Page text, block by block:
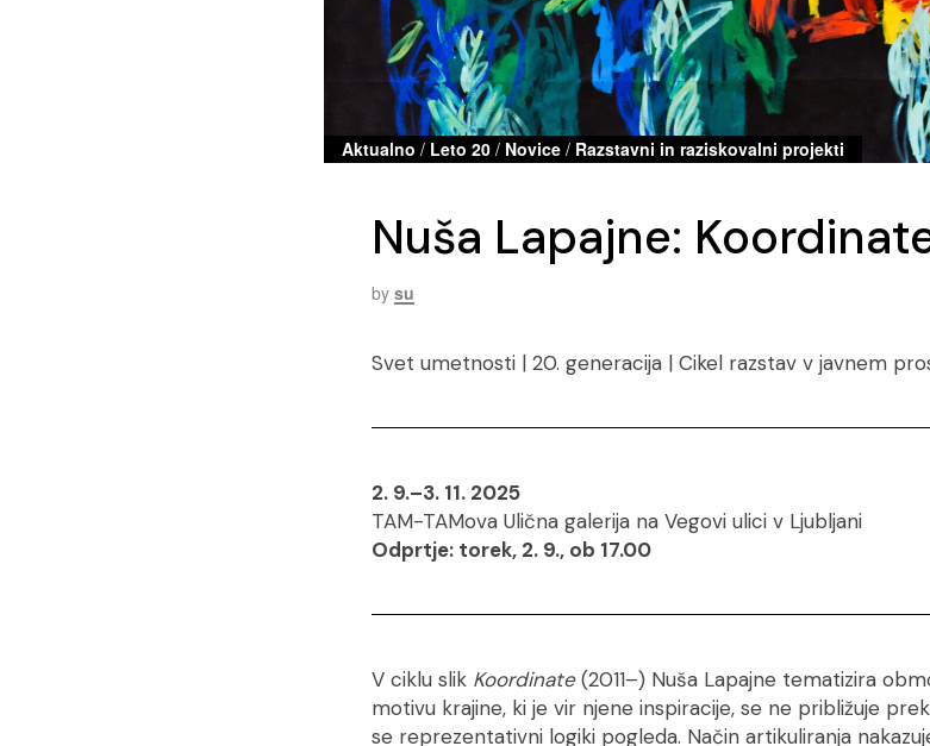
Aktualno / Leto 20 / Novice / Razstavni in raziskovalni projekti
Nuša Lapajne:
by su
Svet umetnosti | 20. generacija | Cikel razstav v javnem
2. 9.–3. 11. 2025
TAM-TAMova Ulična galerija na Vegovi ulici v Ljubljani
Odprtje: torek, 2. 9., ob 17.00
V ciklu slik Koordinate(2011–) Nuša Lapajne tematizira
motivu krajine, ki je vir njene inspiracije, se ne približuje
se reprezentativni logiki pogleda. Način artikuliranja